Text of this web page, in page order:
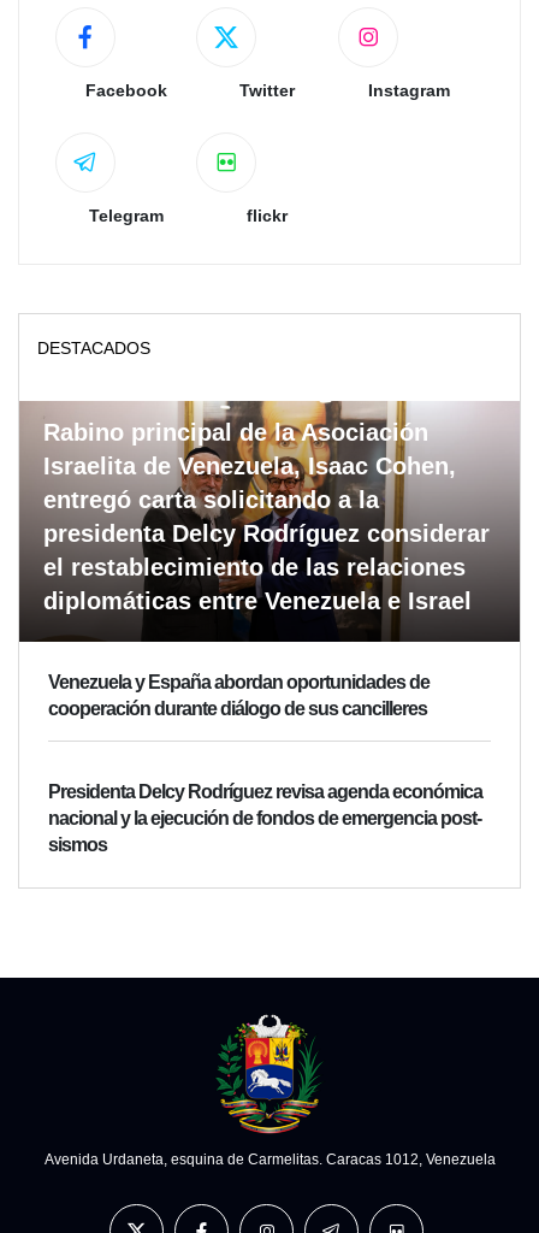
Facebook Twitter Instagram
Telegram flickr
DESTACADOS
Rabino principal de la Asociación
Israelita de Venezuela, Isaac Cohen,
entregó carta solicitando a la
presidenta Delcy Rodríguez considerar
el restablecimiento de las relaciones
diplomáticas entre Venezuela e Israel
Venezuela y España abordan oportunidades de
cooperación durante diálogo de sus cancilleres
Presidenta Delcy Rodríguez revisa agenda económica
nacional y la ejecución de fondos de emergencia post-
sismos
Avenida Urdaneta, esquina de Carmelitas. Caracas 1012, Venezuela